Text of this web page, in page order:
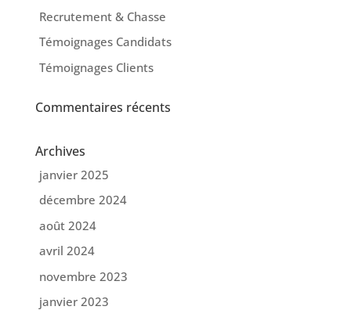
Recrutement & Chasse
Témoignages Candidats
Témoignages Clients
Commentaires récents
Archives
janvier 2025
décembre 2024
août 2024
avril 2024
novembre 2023
janvier 2023